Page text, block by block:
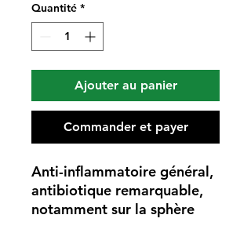
Quantité *
Ajouter au panier
Commander et payer
Anti-inflammatoire général,
antibiotique remarquable,
notamment sur la sphère